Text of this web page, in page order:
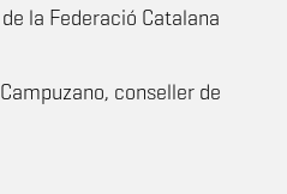
la Federació Catalana
conseller de